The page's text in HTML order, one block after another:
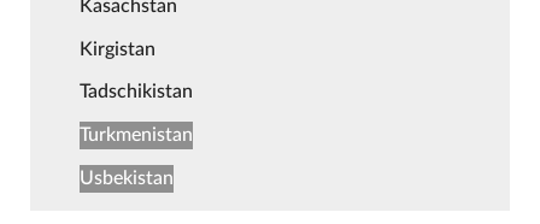
Kasachstan
Kirgistan
Tadschikistan
Turkmenistan
Usbekistan